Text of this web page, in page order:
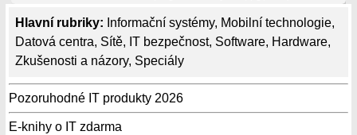
Hlavní rubriky: Informační systémy, Mobilní technologie,
Datová centra, Sítě, IT bezpečnost, Software, Hardware,
Zkušenosti a názory, Speciály
Pozoruhodné IT produkty 2026
E-knihy o IT zdarma